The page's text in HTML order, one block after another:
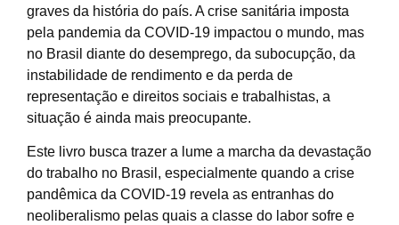
graves da história do país. A crise sanitária imposta
pela pandemia da COVID-19 impactou o mundo, mas
no Brasil diante do desemprego, da subocupção, da
instabilidade de rendimento e da perda de
representação e direitos sociais e trabalhistas, a
situação é ainda mais preocupante.
Este livro busca trazer a lume a marcha da devastação
do trabalho no Brasil, especialmente quando a crise
pandêmica da COVID-19 revela as entranhas do
neoliberalismo pelas quais a classe do labor sofre e